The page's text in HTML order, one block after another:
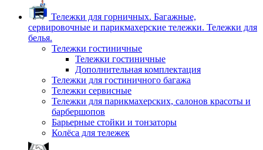
Тележки для горничных. Багажные,
сервировочные и парикмахерские тележки. Тележки для
белья.
Тележки гостиничные
Тележки гостиничные
Дополнительная комплектация
Тележки для гостиничного багажа
Тележки сервисные
Тележки для парикмахерских, салонов красоты и
барбершопов
Барьерные стойки и тонзаторы
Колёса для тележек